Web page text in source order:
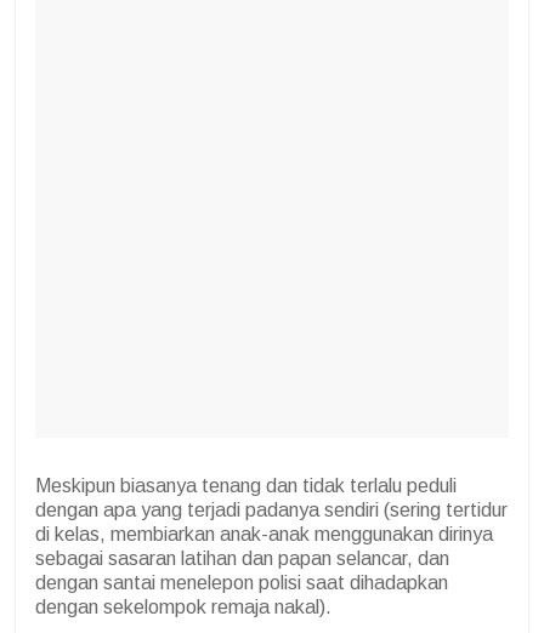
Meskipun biasanya tenang dan tidak terlalu peduli
dengan apa yang terjadi padanya sendiri (sering tertidur
di kelas, membiarkan anak-anak menggunakan dirinya
sebagai sasaran latihan dan papan selancar, dan
dengan santai menelepon polisi saat dihadapkan
dengan sekelompok remaja nakal).